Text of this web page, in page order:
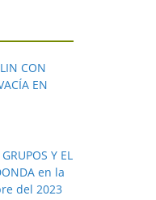
CON
EN
Y EL
en la
del 2023